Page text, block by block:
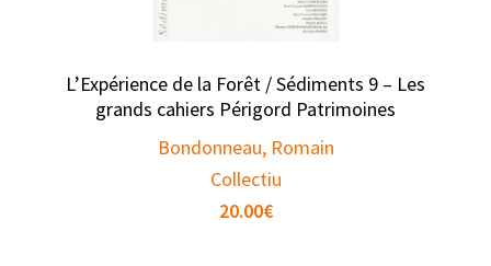
L’Expérience de la Forêt / Sédiments 9 – Les
grands cahiers Périgord Patrimoines
Bondonneau, Romain
Collectiu
20.00€